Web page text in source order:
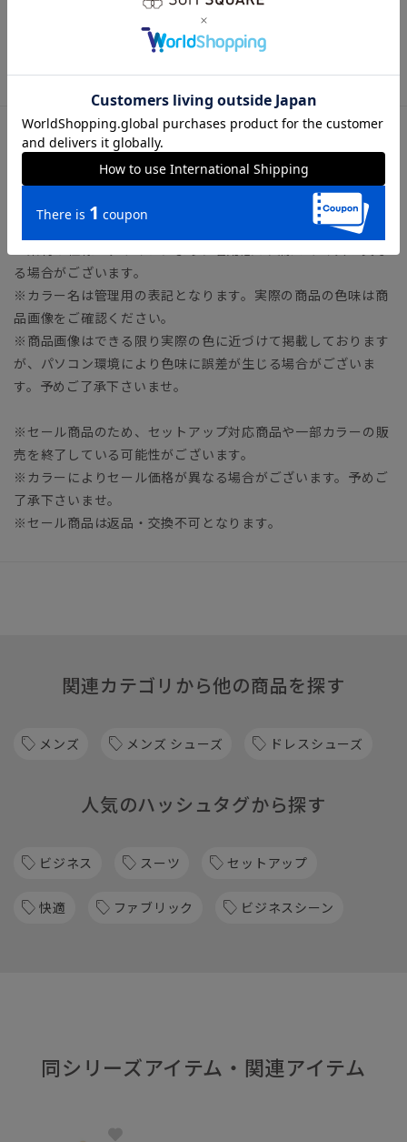
クスはお避け下さいますようお願い致します。
※履き口周辺からの浸水は、構造上避けられませんのでご注意
サイズ詳細
ヒール3.0cm
※ヒールの高さは目安の寸法となります。
る場合がございます。
※カラー名は管理用の表記となります。実際の商品の色味は商
品画像をご確認ください。
※商品画像はできる限り実際の色に近づけて掲載しております
が、パソコン環境により色味に誤差が生じる場合がございま
す。予めご了承下さいませ。
※セール商品のため、セットアップ対応商品や一部カラーの販
売を終了している可能性がございます。
※カラーによりセール価格が異なる場合がございます。予めご
了承下さいませ。
※セール商品は返品・交換不可となります。
関連カテゴリから他の商品を探す
メンズ メンズ シューズ ドレスシューズ
人気のハッシュタグから探す
ビジネス スーツ セットアップ
快適 ファブリック ビジネスシーン
同シリーズアイテム・関連アイテム